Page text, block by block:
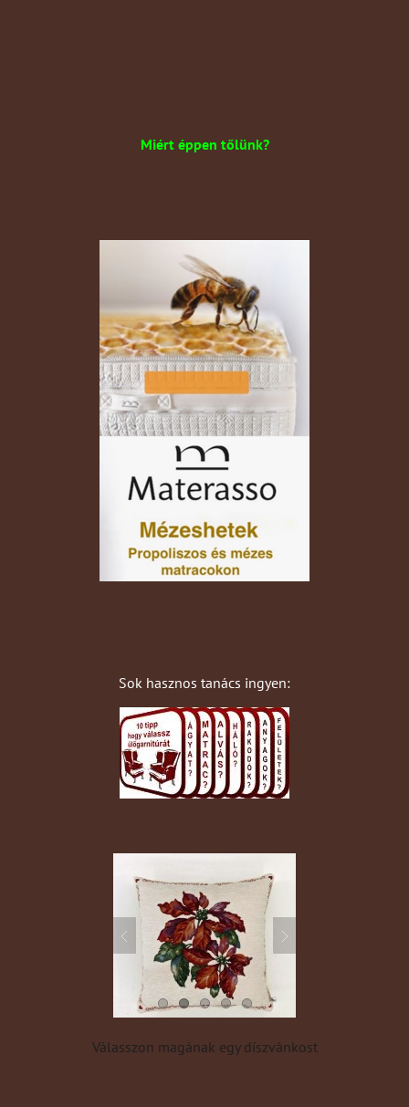
Miért éppen tőlünk?
Sok hasznos tanács ingyen:
Válasszon magának egy díszvánkost